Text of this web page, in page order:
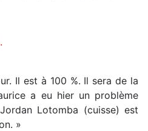
Il est à 100 %. Il sera de la
a eu hier un problème
Lotomba (cuisse) est
»